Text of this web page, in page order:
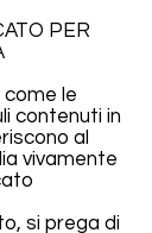
PER
come le
contenuti in
al
vivamente
si prega di